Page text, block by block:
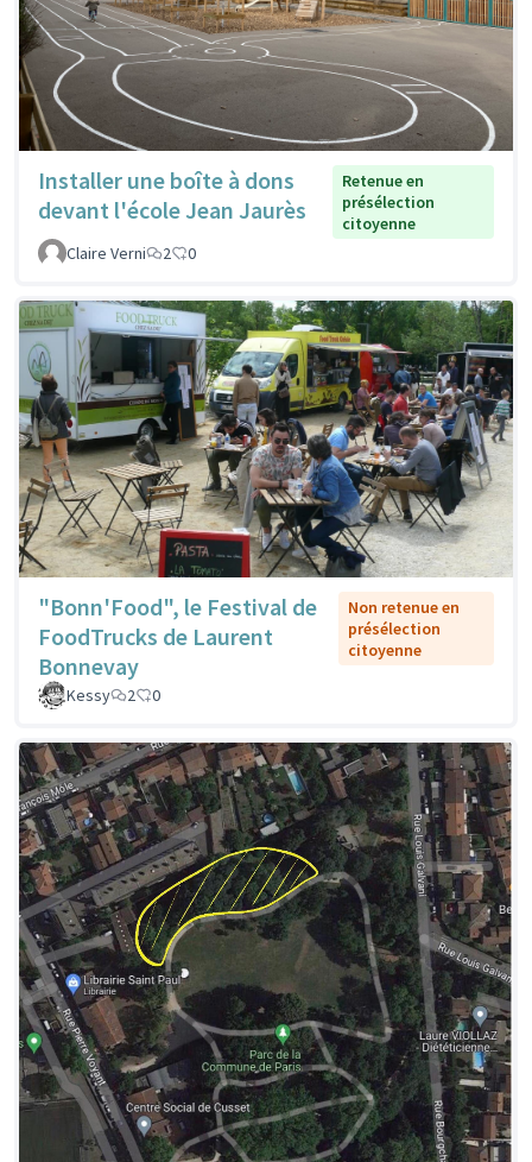
Installer une boîte à dons
devant l'école Jean Jaurès
Retenue en
présélection
citoyenne
Claire Verni
2 0
"Bonn'Food", le Festival de
FoodTrucks de Laurent
Bonnevay
Non retenue en
présélection
citoyenne
Kessy 2 0